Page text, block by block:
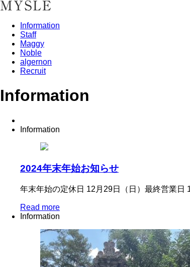
Information
Staff
Maggy
Noble
algernon
Recruit
Information
Information
2024年末年始お知らせ
年末年始の定休日 12月29日（日）最終営業
Read more
Information